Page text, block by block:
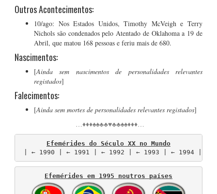
Outros Acontecimentos:
10/ago: Nos Estados Unidos, Timothy McVeigh e Terry
Nichols são condenados pelo Atentado de Oklahoma a 19 de
Abril, que matou 168 pessoas e feriu mais de 680.
Nascimentos:
[Ainda sem nascimentos de personalidades relevantes
registados]
Falecimentos:
[Ainda sem mortes de personalidades relevantes registados]
…♦♦♦♠♠♣♣♥♣♣♠♠♦♦♦…
Efemérides do Século XX no Mundo
| ← 1990 | ← 1991 | ← 1992 | ← 1993 | ← 1994 |
Efemérides em 1995 noutros países